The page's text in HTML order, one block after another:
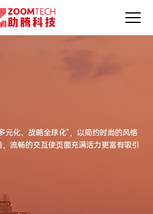
元化、战略全球化"，以简约时尚的风格
流畅的交互使页面充满活力更富有吸引